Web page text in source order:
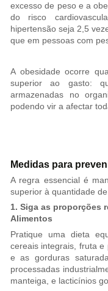
excesso de peso e a
do risco
hipertensão seja 2,5
que em pessoas com
A obesidade ocorre
superior ao gasto:
armazenadas no
podendo vir a afectar
Medidas para
A regra essencial é
superior à quantidade
1. Siga as proporções
Alimentos
Pratique uma dieta
cereais integrais, fruta e
e as gorduras
processadas
manteiga, e lacticínios